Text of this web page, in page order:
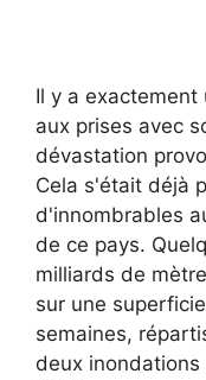
Il y a exactement
aux prises avec
dévastation
Cela s'était déjà
d'innombrables
de ce pays.
milliards de
sur une
semaines,
deux